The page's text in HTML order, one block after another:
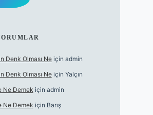
Denk Olması Neiçin admin
Denk Olması Neiçin Yalçın
Ne Demek için admin
Ne Demek için Barış